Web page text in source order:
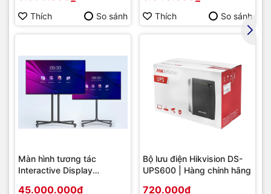
onboard)
Thích So sánh Thích So sánh
Màn hình tương tác
Interactive Display
45.000.000₫
Bộ lưu điện Hikvision DS-
UPS600 | Hàng chính hãng
720.000₫